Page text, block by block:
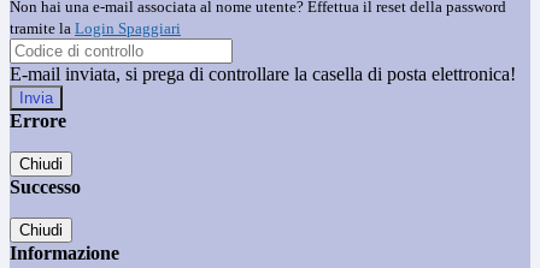
Non hai una e-mail associata al nome utente? Effettua il reset della password
tramite la Login Spaggiari
E-mail inviata, si prega di controllare la casella di posta elettronica!
Errore
Chiudi
Successo
Chiudi
Informazione